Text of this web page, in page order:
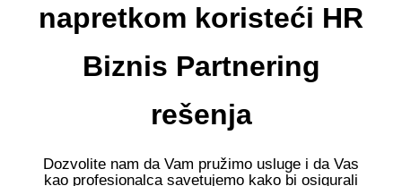
napretkom koristeći HR
Biznis Partnering
rešenja
Dozvolite nam da Vam pružimo usluge i da Vas
kao profesionalca savetujemo kako bi osigurali